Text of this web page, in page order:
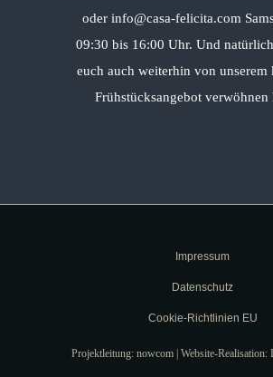
oder info@casa-felicita.com
09:30 bis 16:00 Uhr. Und
euch auch weiterhin von unserem
Frühstücksangebot verwöhnen
Impressum
Datenschutz
Cookie-Richtlinien EU
Projektleitung: nowcom | Website-Realisation: